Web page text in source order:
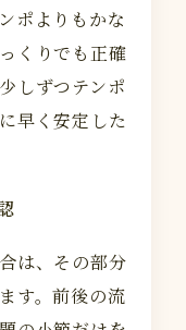
ポよりもかな
くりでも正確
しずつテンポ
早く安定した
は、その部分
す。前後の流